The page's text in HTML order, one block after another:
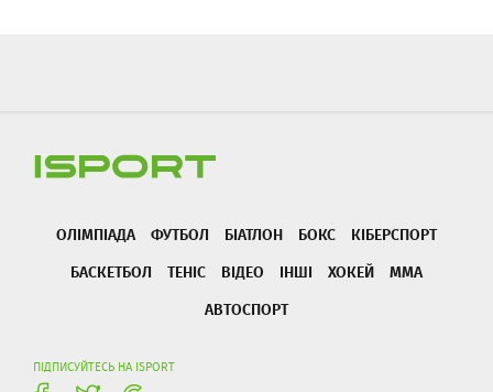
ОЛІМПІАДА ФУТБОЛ БІАТЛОН БОКС
КІБЕРСПОРТ
БАСКЕТБОЛ
ТЕНІС ВІДЕО ІНШІ ХОКЕЙ
ММА
АВТОСПОРТ
ПІДПИСУЙТЕСЬ НА ISPORT